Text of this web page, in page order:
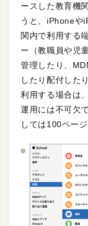
ースした教育機
うと、iPhoneや
関内で利用する
ー（教職員や児
管理したり、
したり配付した
利用する場合は
運用には不可欠
しては100ペー